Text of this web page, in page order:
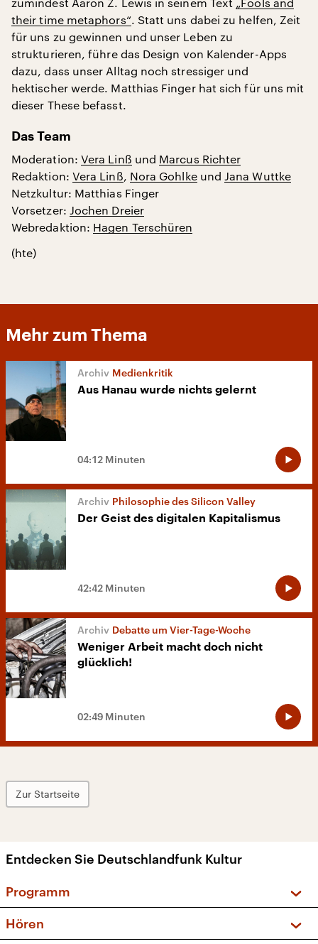
their time metaphors“. Statt uns dabei zu helfen, Zeit
für uns zu gewinnen und unser Leben zu
strukturieren, führe das Design von Kalender-Apps
dazu, dass unser Alltag noch stressiger und
hektischer werde. Matthias Finger hat sich für uns mit
dieser These befasst.
Das Team
Moderation: Vera Linß und Marcus Richter
Redaktion: Vera Linß, Nora GohlkeundJana Wuttke
Netzkultur: Matthias Finger
Vorsetzer: Jochen Dreier
Webredaktion: Hagen Terschüren
(hte)
Mehr zum Thema
Medienkritik
Aus Hanau wurde nichts gelernt
04:12 Minuten
Philosophie des Silicon Valley
Der Geist des digitalen Kapitalismus
42:42 Minuten
Debatte um Vier-Tage-Woche
Weniger Arbeit macht doch nicht
glücklich!
02:49 Minuten
Zur Startseite
Entdecken Sie Deutschlandfunk Kultur
Programm
Sendungen und Podcasts
Hören